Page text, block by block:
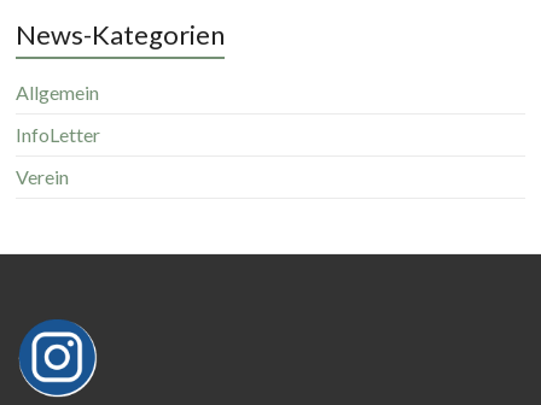
News-Kategorien
Allgemein
InfoLetter
Verein